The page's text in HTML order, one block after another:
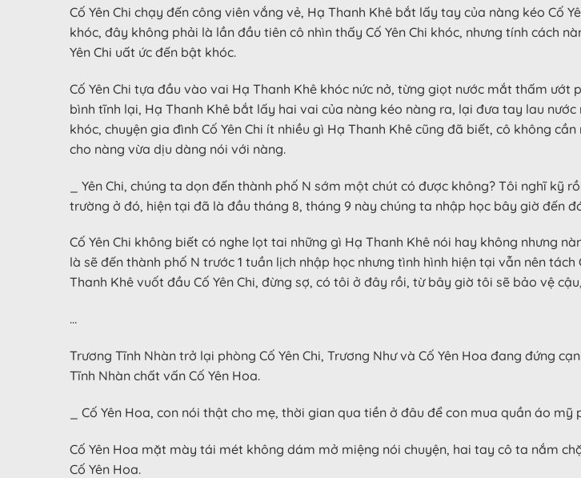
Cố Yên Chi chạy đến công viên vắng vẻ, Hạ Thanh Khê bắt lấy tay của nàng kéo Cố
khóc, đây không phải là lần đầu tiên cô nhìn thấy Cố Yên Chi khóc, nhưng tính cách
Yên Chi uất ức đến bật khóc.
Cố Yên Chi tựa đầu vào vai Hạ Thanh Khê khóc nức nở, từng giọt nước mắt thấm
bình tĩnh lại, Hạ Thanh Khê bắt lấy hai vai của nàng kéo nàng ra, lại đưa tay lau
khóc, chuyện gia đình Cố Yên Chi ít nhiều gì Hạ Thanh Khê cũng đã biết, cô không
cho nàng vừa dịu dàng nói với nàng.
_ Yên Chi, chúng ta dọn đến thành phố N sớm một chút có được không? Tôi nghĩ
trường ở đó, hiện tại đã là đầu tháng 8, tháng 9 này chúng ta nhập học bây giờ đến
Cố Yên Chi không biết có nghe lọt tai những gì Hạ Thanh Khê nói hay không nhưng
là sẽ đến thành phố N trước 1 tuần lịch nhập học nhưng tình hình hiện tại vẫn nên
Thanh Khê vuốt đầu Cố Yên Chi, đừng sợ, có tôi ở đây rồi, từ bây giờ tôi sẽ bảo vệ
…
Trương Tĩnh Nhàn trở lại phòng Cố Yên Chi, Trương Như và Cố Yên Hoa đang đứng
Tĩnh Nhàn chất vấn Cố Yên Hoa.
_ Cố Yên Hoa, con nói thật cho mẹ, thời gian qua tiền ở đâu để con mua quần áo mỹ
Cố Yên Hoa mặt mày tái mét không dám mở miệng nói chuyện, hai tay cô ta nắm
Cố Yên Hoa.